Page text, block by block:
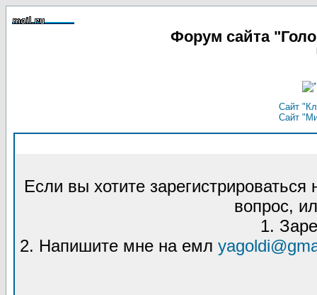
Форум сайта
Сайт
Сайт
Если вы хотите
вопрос,
1.
2. Напишите мне на емл